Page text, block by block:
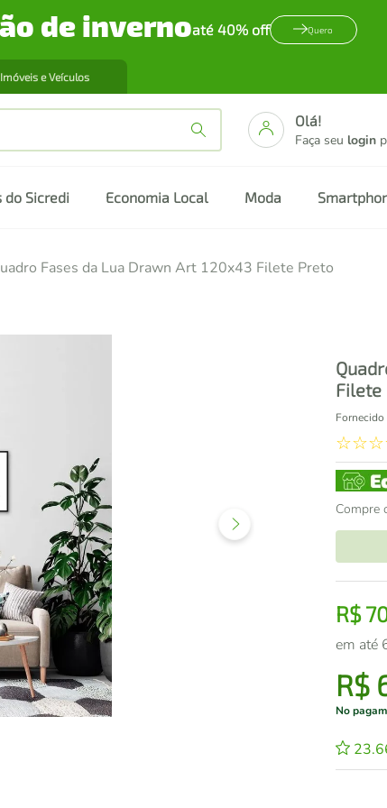
de invernoaté 40% off Quero
Imóveis e Veículos
Olá!
Faça seu login
do Sicredi Economia Local Moda
Fases da Lua Drawn Art 120x43 Filete Preto
Filete
☆☆☆
Compre
R$
em até
R$
No